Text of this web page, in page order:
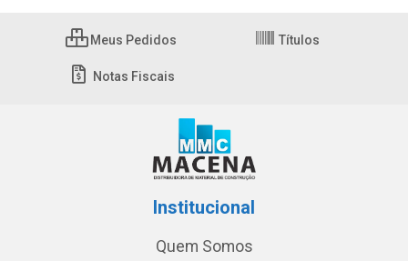
Meus Pedidos Títulos
Notas Fiscais
Institucional
Quem Somos